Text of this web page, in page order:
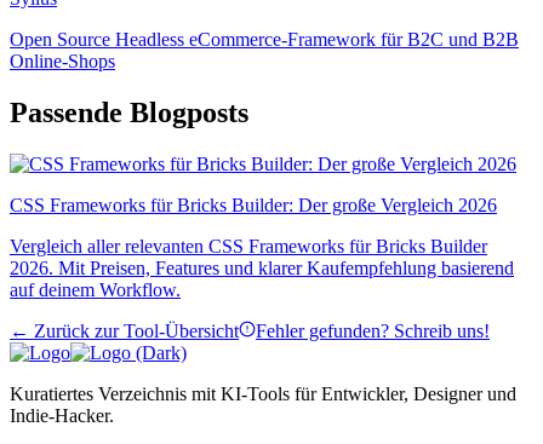
Open Source Headless eCommerce-Framework für B2C und B2B
Online-Shops
Passende Blogposts
CSS Frameworks für Bricks Builder: Der große Vergleich 2026
Vergleich aller relevanten CSS Frameworks für Bricks Builder
2026. Mit Preisen, Features und klarer Kaufempfehlung basierend
auf deinem Workflow.
← Zurück zur Tool-Übersicht
Fehler gefunden? Schreib uns!
Kuratiertes Verzeichnis mit KI-Tools für Entwickler, Designer und
Indie-Hacker.